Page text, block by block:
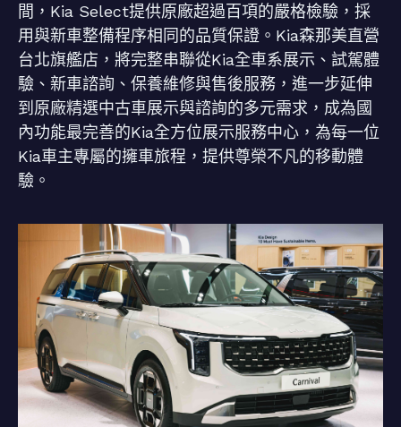
間，Kia Select提供原廠超過百項的嚴格檢驗，採
用與新車整備程序相同的品質保證。Kia森那美直營
台北旗艦店，將完整串聯從Kia全車系展示、試駕體
驗、新車諮詢、保養維修與售後服務，進一步延伸
到原廠精選中古車展示與諮詢的多元需求，成為國
內功能最完善的Kia全方位展示服務中心，為每一位
Kia車主專屬的擁車旅程，提供尊榮不凡的移動體
驗。